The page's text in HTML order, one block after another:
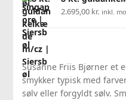
2.695,00 kr. inkl.
Susanne Friis Bjørner et
smykker typisk med
sølv eller forgyldt sølv.